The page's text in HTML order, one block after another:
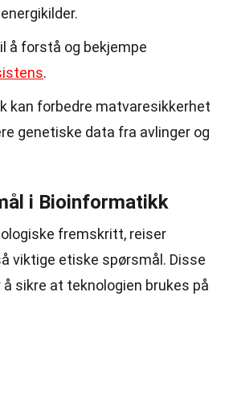
å forstå og bekjempe
.
kan forbedre matvaresikkerhet
genetiske data fra avlinger og
i Bioinformatikk
fremskritt, reiser
viktige etiske spørsmål. Disse
sikre at teknologien brukes på